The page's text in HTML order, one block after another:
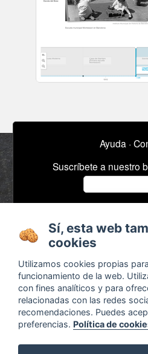
Ayuda ·
Suscríbete a nuestro
Acerca de
Términos y
condiciones
Configurar cookies
Agenda
Sí, esta web
cookies
Utilizamos cookies propias
funcionamiento de la web.
con fines analíticos y para
relacionadas con las redes
recomendaciones. Puedes
preferencias. Política de